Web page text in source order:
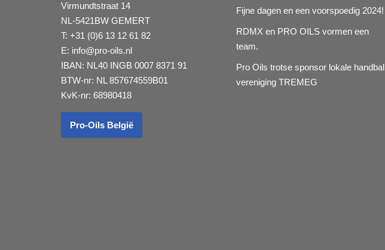
Virmundtstraat 14
NL-5421BW GEMERT
T: +31 (0)6 13 12 61 82
E: info@pro-oils.nl
IBAN: NL40 INGB 0007 8371 91
BTW-nr: NL 857674559B01
KvK-nr: 68980418
Pro-Oils België
Fijne dagen en een voorspoedig 2024!
RDMX en PRO OILS vormen een
team.
Pro Oils trotse sponsor lokale handbal
vereniging TREMEG